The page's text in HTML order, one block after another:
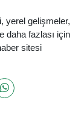
yerel gelişmeler,
daha fazlası için
sitesi